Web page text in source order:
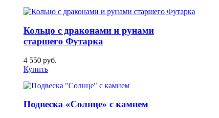
Кольцо с драконами и рунами
старшего Футарка
4 550 руб.
Купить
Подвеска «Солнце» с камнем